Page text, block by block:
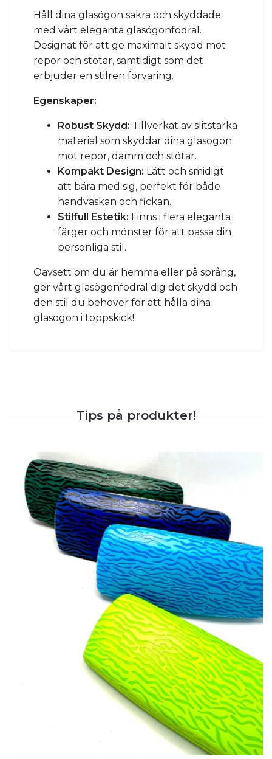
Håll dina glasögon säkra och skyddade
med vårt eleganta glasögonfodral.
Designat för att ge maximalt skydd mot
repor och stötar, samtidigt som det
erbjuder en stilren förvaring.
Egenskaper:
Robust Skydd: Tillverkat av slitstarka
material som skyddar dina glasögon
mot repor, damm och stötar.
Kompakt Design: Lätt och smidigt
att bära med sig, perfekt för både
handväskan och fickan.
Stilfull Estetik: Finns i flera eleganta
färger och mönster för att passa din
personliga stil.
Oavsett om du är hemma eller på språng,
ger vårt glasögonfodral dig det skydd och
den stil du behöver för att hålla dina
glasögon i toppskick!